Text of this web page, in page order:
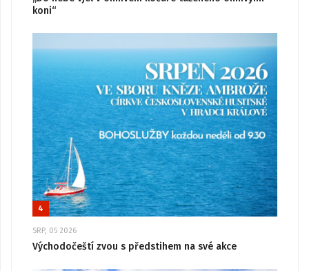
koni“
4
SRP, 05 2026
Východočeští zvou s předstihem na své akce